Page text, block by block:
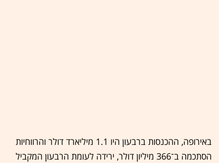
באירופה, ההכנסות ברבעון היו 1.1 מיליארד דולר והרווחיות
הסתכמה ב־366 מיליון דולר, ירידה לעומת הרבעון המקביל